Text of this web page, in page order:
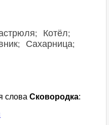
; Котёл;
; Сахарница;
слова Сковородка: